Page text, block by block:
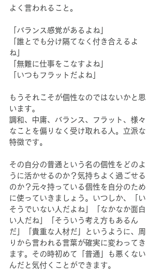
よく言われること。
「バランス感覚があるよね」
「誰とでも分け隔てなく付き合えるよ
ね」
「無難に仕事をこなすよね」
「いつもフラットだよね」
もうそれこそが個性なのではないかと思
います。
調和、中庸、バランス、フラット、様々
なことを偏りなく受け取れる人。立派な
特徴です。
その自分の普通という名の個性をどのよ
うに活かせるのか？気持ちよく過ごせる
のか？元々持っている個性を自分のため
に使っていきましょう。いつしか、「い
そうでいない人だよね」「なかなか面白
い人だね」「そういう考え方もあるん
だ」「貴重な人材だ」というように、周
りから言われる言葉が確実に変わってき
ます。その時初めて「普通」も悪くない
んだと気付くことができます。